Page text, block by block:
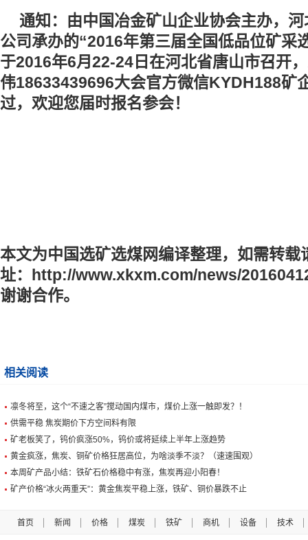
通知：由中国冶金矿山企业协会主办，
公司承办的“2016年第三届全国低品位矿采
于2016年6月22-24日在河北省唐山市召开
伟18633439696大会官方微信KYDH188矿
过，欢迎您届时报名参会！
本文为中国选矿选煤网编译整理，如需转载
址： http://www.xkxm.com/news/
谢谢合作。
相关阅读
凛冬将至，这个“不速之客”搅动国内煤市，煤价上涨一触即发？！
供需平稳 焦炭期价下方空间料有限
矿老板笑了，钨价疯涨50%，钨价或将延续上半年上涨趋势
黄金疯涨，焦炭、铜矿价格狂居高位，为啥淡季不淡？（速速围观）
本周矿产品小结：铁矿石价格稳中有涨，焦炭再迎小阳春！
矿产价格“冰火两重天”：黄金焦炭平稳上涨，铁矿、铜价暴跌不止
首页 新闻 价格 煤炭 铁矿 商机 设备 技术